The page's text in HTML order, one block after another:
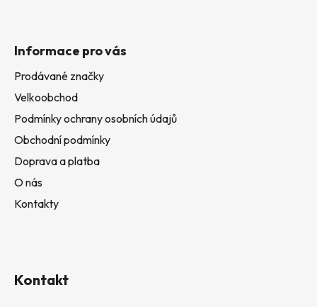
Informace pro vás
Prodávané značky
Velkoobchod
Podmínky ochrany osobních údajů
Obchodní podmínky
Doprava a platba
O nás
Kontakty
Kontakt